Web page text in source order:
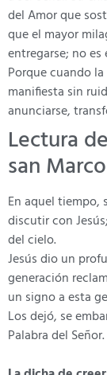
del Amor que
que el mayor
entregarse; no es
Porque cuando
manifiesta sin
anunciarse,
Lectura
san
En aquel tiempo,
discutir con
del cielo.
Jesús dio un
generación
un signo a esta
Los dejó, se
Palabra del Señor.